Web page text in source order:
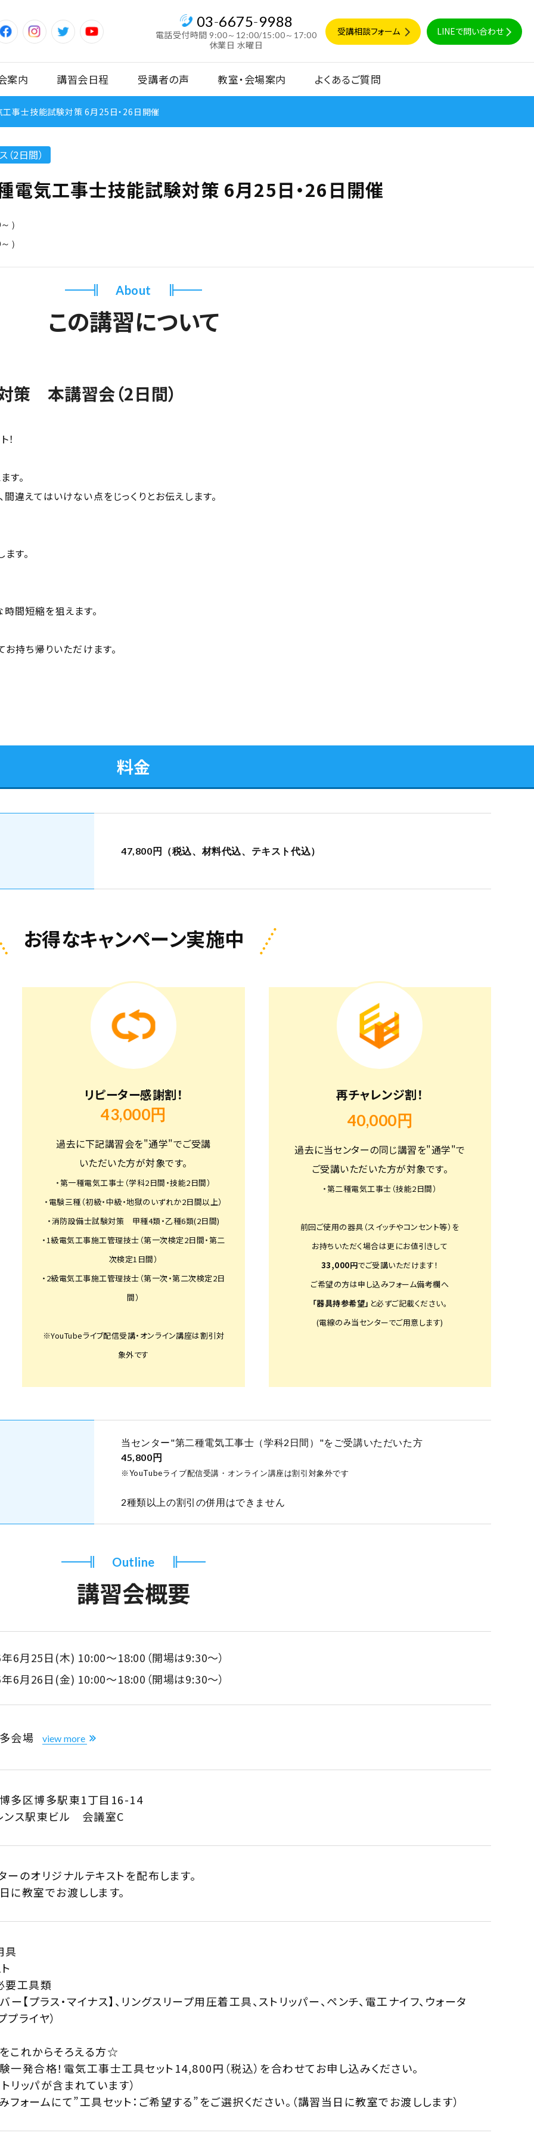
03-6675-9988
電話受付時間 9:00～12:00/15:00～17:00
休業日 水曜日
受講相談フォーム LINEで問い合わせ
案内 講習会日程 受講者の声 教室・会場案内 よくあるご質問
工事士技能試験対策 6月25日・26日開催
2日間）
電気工事士技能試験対策 6月25日・26日開催
）
）
About
この講習について
策 本講習会（2日間）
す。
違えてはいけない点をじっくりとお伝えします。
す。
間短縮を狙えます。
持ち帰りいただけます。
料金
47,800円（税込、材料代込、テキスト代込）
お得なキャンペーン実施中
リピーター感謝割！
43,000円
過去に下記講習会を"通学"でご受講
いただいた方が対象です。
・第一種電気工事士（学科2日間・技能2日間）
・電験三種（初級・中級・地獄のいずれか2日間以上）
・消防設備士試験対策 甲種4類・乙種6類(2日間)
・1級電気工事施工管理技士（第一次検定2日間・第二
次検定1日間）
・2級電気工事施工管理技士（第一次・第二次検定2日
間）
※YouTubeライブ配信受講・オンライン講座は割引対
象外です
再チャレンジ割！
40,000円
過去に当センターの同じ講習を"通学"で
ご受講いただいた方が対象です。
・第二種電気工事士（技能2日間）
前回ご使用の器具（スイッチやコンセント等）を
お持ちいただく場合は更にお値引きして
33,000円でご受講いただけます！
ご希望の方は申し込みフォーム備考欄へ
「器具持参希望」 と必ずご記載ください。
(電線のみ当センターでご用意します)
当センター"第二種電気工事士（学科2日間）"をご受講いただいた方
45,800円
※YouTubeライブ配信受講・オンライン講座は割引対象外です
2種類以上の割引の併用はできません
Outline
講習会概要
6月25日(木) 10:00～18:00（開場は9:30～）
6月26日(金) 10:00～18:00（開場は9:30～）
会場 view more
多区博多駅東1丁目16-14
ンス駅東ビル 会議室C
ーのオリジナルテキストを配布します。
に教室でお渡しします。
具
要工具類
バー【プラス・マイナス】、リングスリープ用圧着工具、ストリッパー、ペンチ、電工ナイフ、ウォータ
プライヤ）
これからそろえる方☆
一発合格！電気工事士工具セット14,800円（税込）を合わせてお申し込みください。
トリッパが含まれています）
フォームにて”工具セット：ご希望する”をご選択ください。（講習当日に教室でお渡しします）